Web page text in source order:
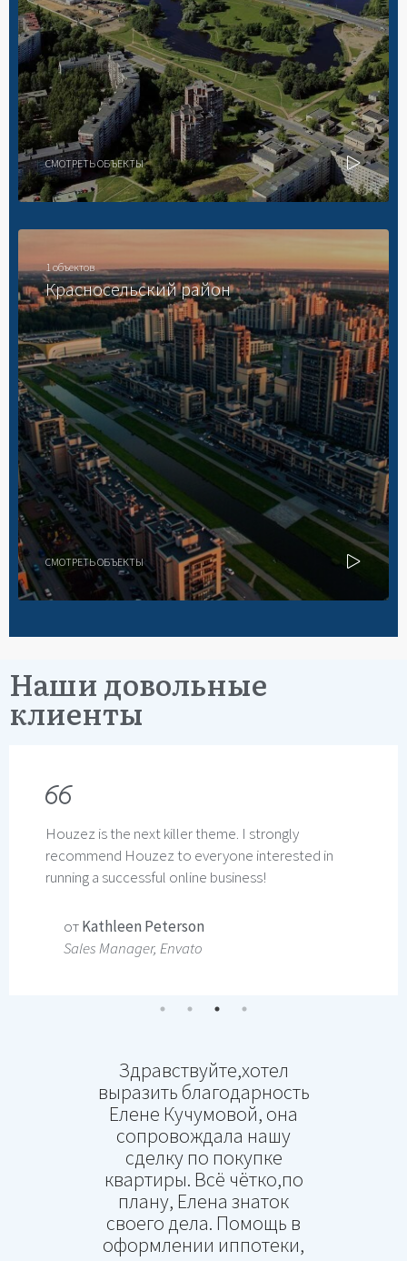
СМОТРЕТЬ ОБЪЕКТЫ
1 объектов
Красносельский район
СМОТРЕТЬ ОБЪЕКТЫ
Наши довольные
клиенты
Houzez is the real deal! Houzez is worth much
more than I paid. Really good. If you want real
marketing that works and effective implementation
отMike Stooles
Здравствуйте,хотел
выразить благодарность
Елене Кучумовой, она
сопровождала нашу
сделку по покупке
квартиры. Всё чётко,по
плану, Елена знаток
своего дела. Помощь в